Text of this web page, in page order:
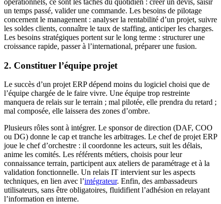
un temps passé, valider une commande. Les besoins de pilotage
concernent le management : analyser la rentabilité d’un projet, suivre
les soldes clients, connaître le taux de staffing, anticiper les charges.
Les besoins stratégiques portent sur le long terme : structurer une
croissance rapide, passer à l’international, préparer une fusion.
2. Constituer l’équipe projet
Le succès d’un projet ERP dépend moins du logiciel choisi que de
l’équipe chargée de le faire vivre. Une équipe trop restreinte
manquera de relais sur le terrain ; mal pilotée, elle prendra du retard ;
mal composée, elle laissera des zones d’ombre.
Plusieurs rôles sont à intégrer. Le sponsor de direction (DAF, COO
ou DG) donne le cap et tranche les arbitrages. Le chef de projet ERP
joue le chef d’orchestre : il coordonne les acteurs, suit les délais,
anime les comités. Les référents métiers, choisis pour leur
connaissance terrain, participent aux ateliers de paramétrage et à la
validation fonctionnelle. Un relais IT intervient sur les aspects
techniques, en lien avec l’intégrateur. Enfin, des ambassadeurs
utilisateurs, sans être obligatoires, fluidifient l’adhésion en relayant
l’information en interne.